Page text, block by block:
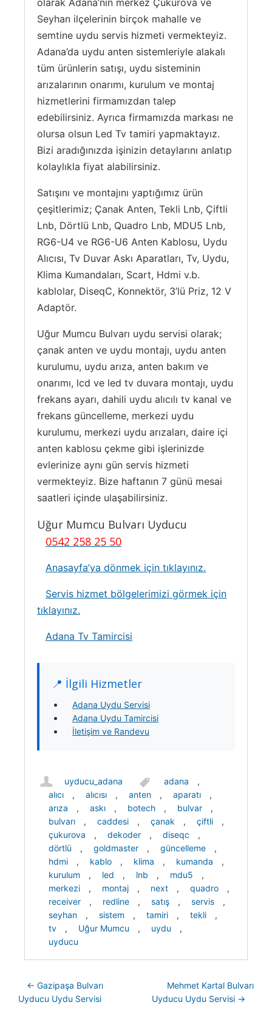
olarak Adana’nın merkez Çukurova ve
Seyhan ilçelerinin birçok mahalle ve
semtine uydu servis hizmeti vermekteyiz.
Adana’da uydu anten sistemleriyle alakalı
tüm ürünlerin satışı, uydu sisteminin
arızalarının onarımı, kurulum ve montaj
hizmetlerini firmamızdan talep
edebilirsiniz. Ayrıca firmamızda markası ne
olursa olsun Led Tv tamiri yapmaktayız.
Bizi aradığınızda işinizin detaylarını anlatıp
kolaylıkla fiyat alabilirsiniz.
Satışını ve montajını yaptığımız ürün
çeşitlerimiz; Çanak Anten, Tekli Lnb, Çiftli
Lnb, Dörtlü Lnb, Quadro Lnb, MDU5 Lnb,
RG6-U4 ve RG6-U6 Anten Kablosu, Uydu
Alıcısı, Tv Duvar Askı Aparatları, Tv, Uydu,
Klima Kumandaları, Scart, Hdmi v.b.
kablolar, DiseqC, Konnektör, 3’lü Priz, 12 V
Adaptör.
Uğur Mumcu Bulvarı uydu servisi olarak;
çanak anten ve uydu montajı, uydu anten
kurulumu, uydu arıza, anten bakım ve
onarımı, lcd ve led tv duvara montajı, uydu
frekans ayarı, dahili uydu alıcılı tv kanal ve
frekans güncelleme, merkezi uydu
kurulumu, merkezi uydu arızaları, daire içi
anten kablosu çekme gibi işlerinizde
evlerinize aynı gün servis hizmeti
vermekteyiz. Bize haftanın 7 günü mesai
saatleri içinde ulaşabilirsiniz.
Uğur Mumcu Bulvarı Uyducu
0542 258 25 50
Anasayfa’ya dönmek için tıklayınız.
Servis hizmet bölgelerimizi görmek için
tıklayınız.
Adana Tv Tamircisi
📍 İlgili Hizmetler
Adana Uydu Servisi
Adana Uydu Tamircisi
İletişim ve Randevu
uyducu_adana adana
,
alıcı
, alıcısı , anten , aparatı
,
arıza
, askı , botech , bulvar
,
bulvarı
, caddesi , çanak , çiftli
,
çukurova
, dekoder , diseqc
,
dörtlü
, goldmaster , güncelleme
,
hdmi
, kablo , klima , kumanda
,
kurulum
, led , lnb , mdu5
,
merkezi
, montaj , next , quadro
,
receiver
, redline , satış , servis
,
seyhan
, sistem , tamiri , tekli
,
tv
, Uğur Mumcu , uydu
,
uyducu
Post navigation
← Gazipaşa Bulvarı
Uyducu Uydu Servisi
Mehmet Kartal Bulvarı
Uyducu Uydu Servisi →